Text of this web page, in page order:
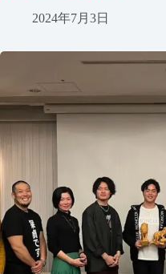
2024年7月3日